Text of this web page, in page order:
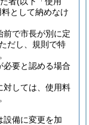
として納めなけ
前で市長が別に定
ただし、規則で特
必要と認める場合
対しては、使用料
設備に変更を加